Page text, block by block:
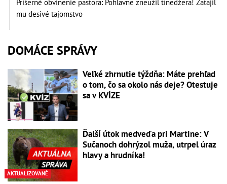
Príšerné obvinenie pastora: Pohlavne zneužil tínedžera! Zatajil
mu desivé tajomstvo
DOMÁCE SPRÁVY
Veľké zhrnutie týždňa: Máte prehľad
o tom, čo sa okolo nás deje? Otestuje
sa v KVÍZE
AKTUALIZOVANÉ
Ďalší útok medveďa pri Martine: V
Sučanoch dohrýzol muža, utrpel úraz
hlavy a hrudníka!